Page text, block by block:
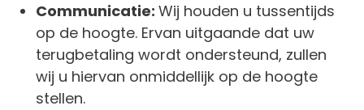
Communicatie: Wij houden u tussentijds
op de hoogte. Ervan uitgaande dat uw
terugbetaling wordt ondersteund, zullen
wij u hiervan onmiddellijk op de hoogte
stellen.